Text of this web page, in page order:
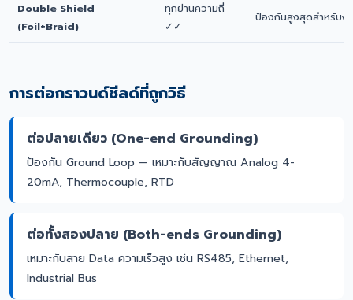
Double Shield
(Foil+Braid)
ทุกย่านความถี่
✓✓
ป้องกันสูงสุดสำหรับง
การต่อกราวนด์ชีลด์ที่ถูกวิธี
ต่อปลายเดียว (One-end Grounding)
ป้องกัน Ground Loop — เหมาะกับสัญญาณ Analog 4-
20mA, Thermocouple, RTD
ต่อทั้งสองปลาย (Both-ends Grounding)
เหมาะกับสาย Data ความเร็วสูง เช่น RS485, Ethernet,
Industrial Bus